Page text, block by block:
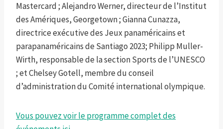
Mastercard ; Alejandro Werner, directeur de l’Institut
des Amériques, Georgetown ; Gianna Cunazza,
directrice exécutive des Jeux panaméricains et
parapanaméricains de Santiago 2023; Philipp Muller-
Wirth, responsable de la section Sports de l’UNESCO
; et Chelsey Gotell, membre du conseil
d’administration du Comité international olympique.
Vous pouvez voir le programme complet des